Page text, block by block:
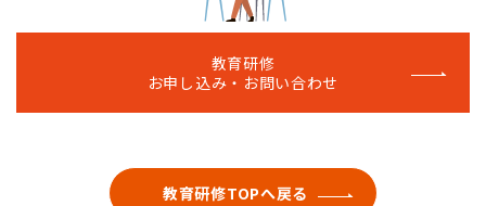
教育研修
お申し込み・お問い合わせ
教育研修TOPへ戻る